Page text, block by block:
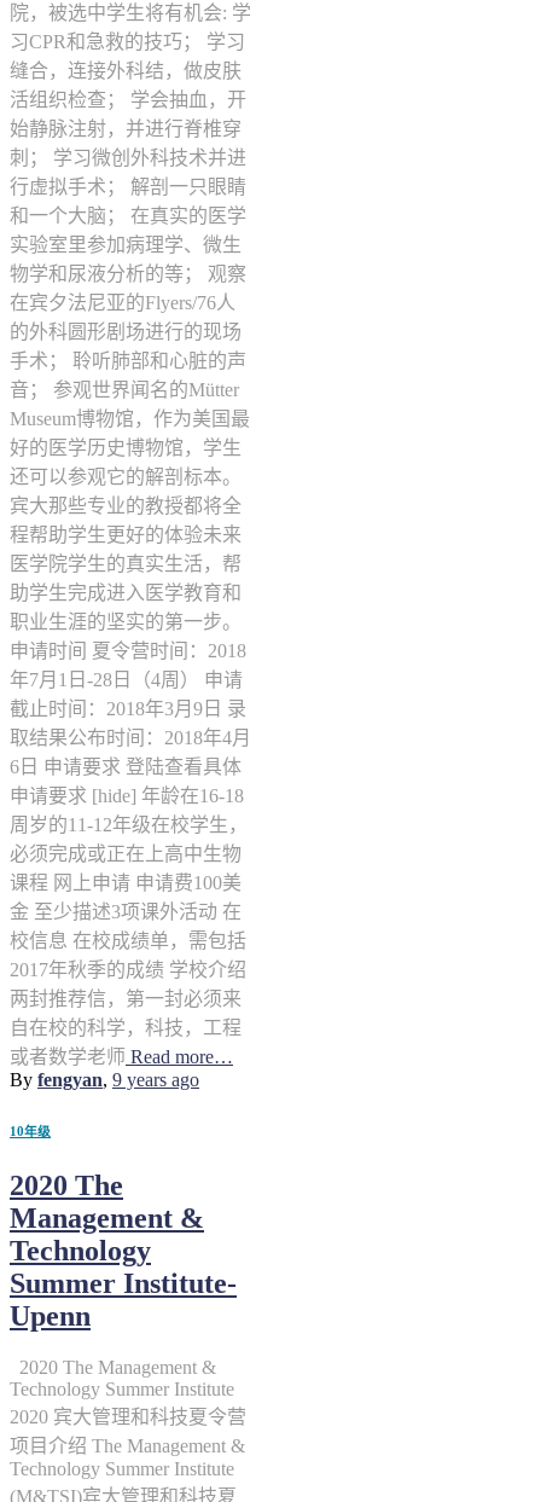
院，被选中学生将有机会: 学
习CPR和急救的技巧； 学习
缝合，连接外科结，做皮肤
活组织检查； 学会抽血，开
始静脉注射，并进行脊椎穿
刺； 学习微创外科技术并进
行虚拟手术； 解剖一只眼睛
和一个大脑； 在真实的医学
实验室里参加病理学、微生
物学和尿液分析的等； 观察
在宾夕法尼亚的Flyers/76人
的外科圆形剧场进行的现场
手术； 聆听肺部和心脏的声
音； 参观世界闻名的Mütter
Museum博物馆，作为美国最
好的医学历史博物馆，学生
还可以参观它的解剖标本。
宾大那些专业的教授都将全
程帮助学生更好的体验未来
医学院学生的真实生活，帮
助学生完成进入医学教育和
职业生涯的坚实的第一步。
申请时间 夏令营时间：2018
年7月1日-28日（4周） 申请
截止时间：2018年3月9日 录
取结果公布时间：2018年4月
6日 申请要求 登陆查看具体
申请要求 [hide] 年龄在16-18
周岁的11-12年级在校学生，
必须完成或正在上高中生物
课程 网上申请 申请费100美
金 至少描述3项课外活动 在
校信息 在校成绩单，需包括
2017年秋季的成绩 学校介绍
两封推荐信，第一封必须来
自在校的科学，科技，工程
或者数学老师 Read more…
By fengyan, 9 years ago
10年级
2020 The
Management &
Technology
Summer Institute-
Upenn
2020 The Management &
Technology Summer Institute
2020 宾大管理和科技夏令营
项目介绍 The Management &
Technology Summer Institute
(M&TSI)宾大管理和科技夏